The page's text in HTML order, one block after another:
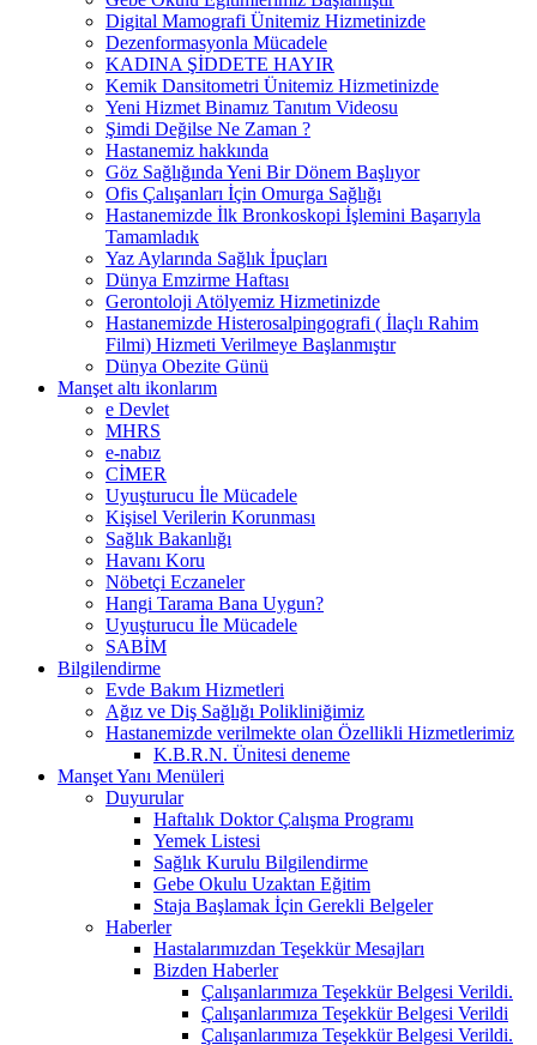
Digital Mamografi Ünitemiz Hizmetinizde
Dezenformasyonla Mücadele
KADINA ŞİDDETE HAYIR
Kemik Dansitometri Ünitemiz Hizmetinizde
Yeni Hizmet Binamız Tanıtım Videosu
Şimdi Değilse Ne Zaman ?
Hastanemiz hakkında
Göz Sağlığında Yeni Bir Dönem Başlıyor
Ofis Çalışanları İçin Omurga Sağlığı
Hastanemizde İlk Bronkoskopi İşlemini Başarıyla
Tamamladık
Yaz Aylarında Sağlık İpuçları
Dünya Emzirme Haftası
Gerontoloji Atölyemiz Hizmetinizde
Hastanemizde Histerosalpingografi ( İlaçlı Rahim
Filmi) Hizmeti Verilmeye Başlanmıştır
Dünya Obezite Günü
Manşet altı ikonlarım
e Devlet
MHRS
e-nabız
CİMER
Uyuşturucu İle Mücadele
Kişisel Verilerin Korunması
Sağlık Bakanlığı
Havanı Koru
Nöbetçi Eczaneler
Hangi Tarama Bana Uygun?
Uyuşturucu İle Mücadele
SABİM
Bilgilendirme
Evde Bakım Hizmetleri
Ağız ve Diş Sağlığı Polikliniğimiz
Hastanemizde verilmekte olan Özellikli Hizmetlerimiz
K.B.R.N. Ünitesi deneme
Manşet Yanı Menüleri
Duyurular
Haftalık Doktor Çalışma Programı
Yemek Listesi
Sağlık Kurulu Bilgilendirme
Gebe Okulu Uzaktan Eğitim
Staja Başlamak İçin Gerekli Belgeler
Haberler
Hastalarımızdan Teşekkür Mesajları
Bizden Haberler
Çalışanlarımıza Teşekkür Belgesi Verildi.
Çalışanlarımıza Teşekkür Belgesi Verildi
Çalışanlarımıza Teşekkür Belgesi Verildi.